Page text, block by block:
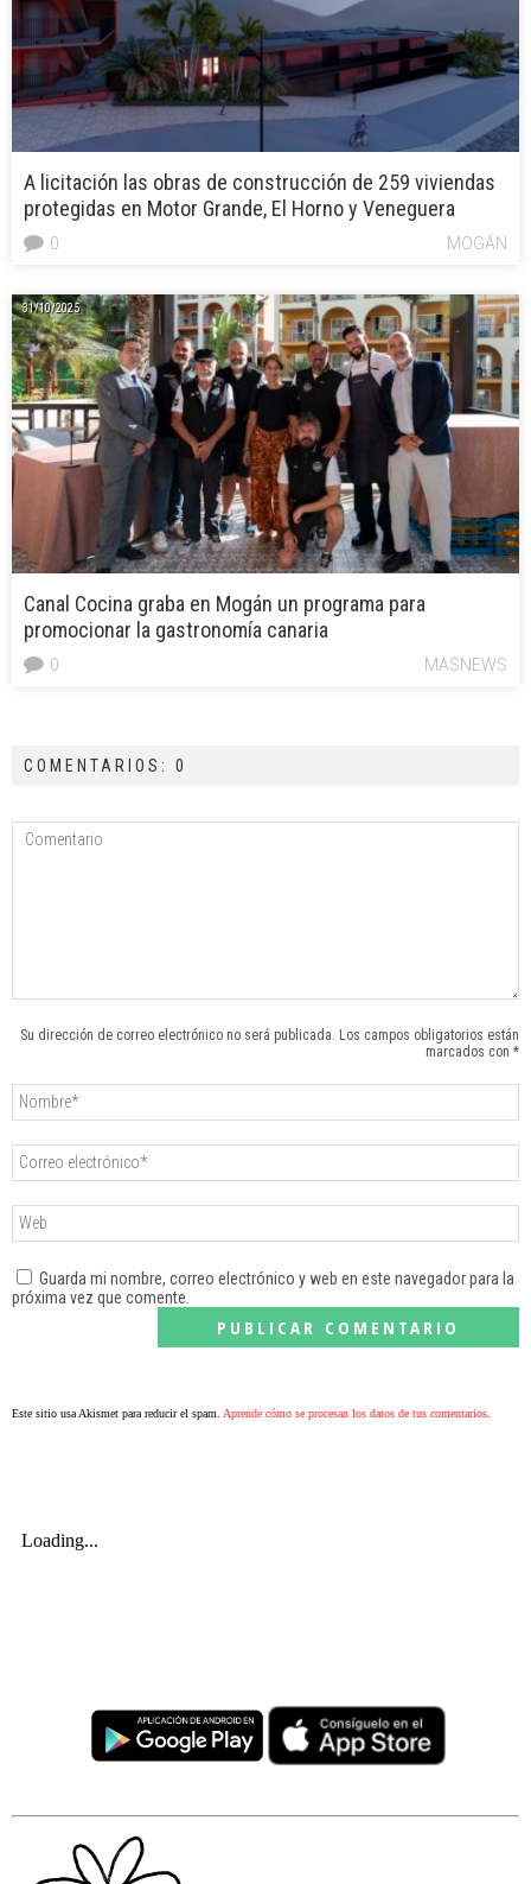
A licitación las obras de construcción de 259 viviendas
protegidas en Motor Grande, El Horno y Veneguera
MOGÁN
0
31/10/2025
Canal Cocina graba en Mogán un programa para
promocionar la gastronomía canaria
MASNEWS
0
COMENTARIOS: 0
Su dirección de correo electrónico no será publicada. Los campos obligatorios están
marcados con *
Guarda mi nombre, correo electrónico y web en este navegador para la
próxima vez que comente.
Este sitio usa Akismet para reducir el spam. Aprende cómo se procesan los datos de tus comentarios